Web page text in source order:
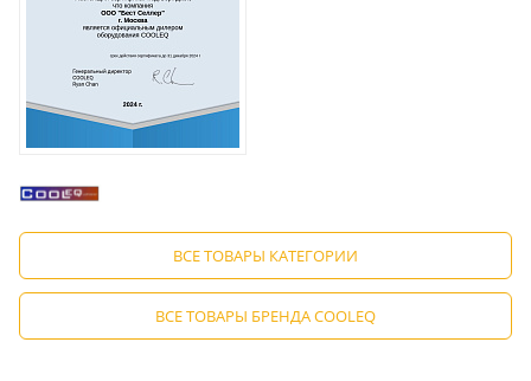
ВСЕ ТОВАРЫ КАТЕГОРИИ
ВСЕ ТОВАРЫ БРЕНДА COOLEQ